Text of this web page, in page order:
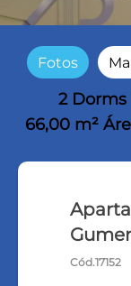
Fotos
2 Dorms
66,00 m²
Cód.17152